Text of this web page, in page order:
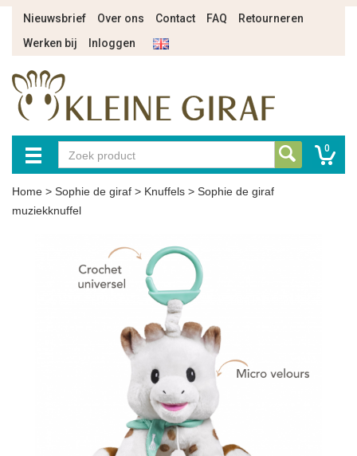
Nieuwsbrief Over ons Contact FAQ
Retourneren
Werken bij
Inloggen
0
Home > Sophie de giraf > Knuffels > Sophie de giraf
muziekknuffel